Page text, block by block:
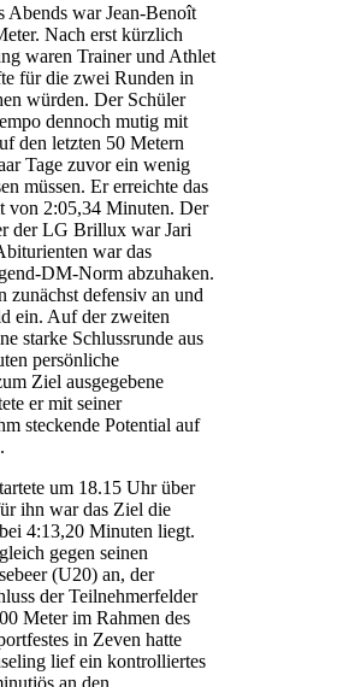
Abends war Jean-Benoît
Nach erst kürzlich
waren Trainer und Athlet
für die zwei Runden in
würden. Der Schüler
dennoch mutig mit
den letzten 50 Metern
Tage zuvor ein wenig
müssen. Er erreichte das
von 2:05,34 Minuten. Der
der LG Brillux war Jari
war das
DM-Norm abzuhaken.
zunächst defensiv an und
ein. Auf der zweiten
starke Schlussrunde aus
persönliche
Ziel ausgegebene
er mit seiner
steckende Potential auf
um 18.15 Uhr über
ihn war das Ziel die
4:13,20 Minuten liegt.
gegen seinen
(U20) an, der
der Teilnehmerfelder
Meter im Rahmen des
in Zeven hatte
lief ein kontrolliertes
an den